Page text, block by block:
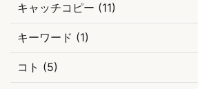
キャッチコピー (11)
キーワード (1)
コト (5)